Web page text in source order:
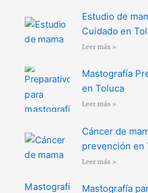
Estudio de
Cuidado en
Leer más »
Mastografía
en Toluca
Leer más »
Cáncer de
prevención en
Leer más »
Mastografía